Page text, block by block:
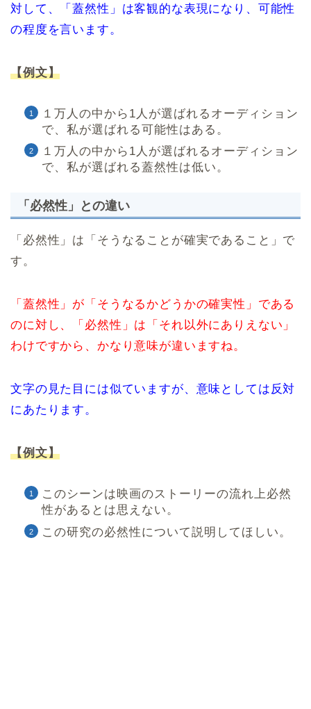
対して、「蓋然性」は客観的な表現になり、可能性
の程度を言います。
【例文】
１万人の中から1人が選ばれるオーディション
で、私が選ばれる可能性はある。
１万人の中から1人が選ばれるオーディション
で、私が選ばれる蓋然性は低い。
「必然性」との違い
「必然性」は「そうなることが確実であること」で
す。
「蓋然性」が「そうなるかどうかの確実性」である
のに対し、「必然性」は「それ以外にありえない」
わけですから、かなり意味が違いますね。
文字の見た目には似ていますが、意味としては反対
にあたります。
【例文】
このシーンは映画のストーリーの流れ上必然
性があるとは思えない。
この研究の必然性について説明してほしい。